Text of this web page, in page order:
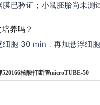
已验证；小鼠胚胎尚未测试
养吗？
胞 30 min，再加悬浮细胞
520166核酸打断管microTUBE-50